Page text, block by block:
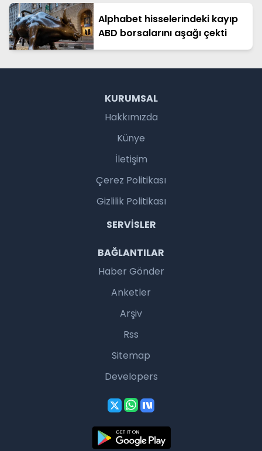
Alphabet hisselerindeki kayıp
ABD borsalarını aşağı çekti
KURUMSAL
Hakkımızda
Künye
İletişim
Çerez Politikası
Gizlilik Politikası
SERVISLER
BAĞLANTILAR
Haber Gönder
Anketler
Arşiv
Rss
Sitemap
Developers